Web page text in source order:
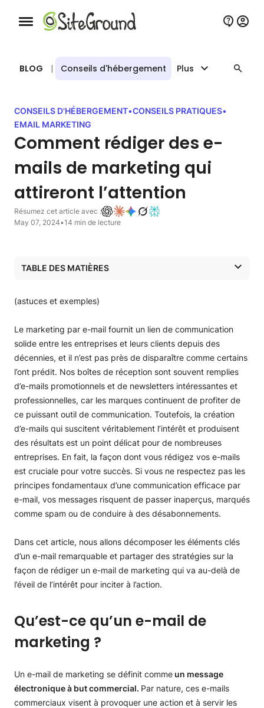
Bouton de navigation mobile
BLOG | Conseils d'hébergement Plus
CONSEILS D'HÉBERGEMENT•CONSEILS PRATIQUES•
EMAIL MARKETING
Comment rédiger des e-
mails de marketing qui
attireront l’attention
Résumez cet article avec :
May 07, 2024•14 min de lecture
TABLE DES MATIÈRES
Comment rédiger des e-mails de marketing que les
Stratégies de rédaction d’un contenu d’e-mail engageant
Relisez et testez vos e-mails avant de les envoyer
Comment mesurer l’efficacité de vos e-mails de
marketing?
Rédiger des e-mails de marketing qui engagent et
convertissent
(astuces et exemples)
Le marketing par e-mail fournit un lien de communication
solide entre les entreprises et leurs clients depuis des
décennies, et il n’est pas près de disparaître comme certains
l’ont prédit. Nos boîtes de réception sont souvent remplies
d’e-mails promotionnels et de newsletters intéressantes et
professionnelles, car les marques continuent de profiter de
ce puissant outil de communication. Toutefois, la création
d’e-mails qui suscitent véritablement l’intérêt et produisent
des résultats est un point délicat pour de nombreuses
entreprises. En fait, la façon dont vous rédigez vos e-mails
est cruciale pour votre succès. Si vous ne respectez pas les
principes fondamentaux d’une communication efficace par
e-mail, vos messages risquent de passer inaperçus, marqués
comme spam ou de conduire à des désabonnements.
Dans cet article, nous allons décomposer les éléments clés
d’un e-mail remarquable et partager des stratégies sur la
façon de rédiger un e-mail de marketing qui va au-delà de
l’éveil de l’intérêt pour inciter à l’action.
Qu’est-ce qu’un e-mail de
marketing ?
Un e-mail de marketing se définit comme un message
électronique à but commercial. Par nature, ces e-mails
commerciaux visent à provoquer une action et à servir les